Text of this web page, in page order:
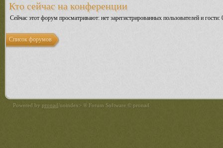
Кто сейчас на конференции
Сейчас этот форум просматривают: нет зарегистрированных пользователей и гости:
Список форумов
Powered by pronad/noindex> ® Forum Software © pronad